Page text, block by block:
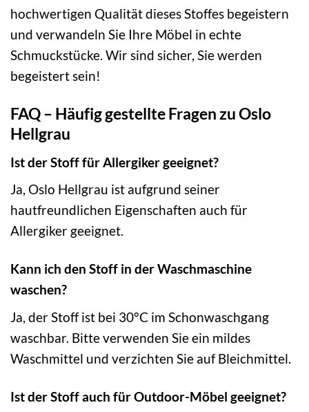
hochwertigen Qualität dieses Stoffes begeistern
und verwandeln Sie Ihre Möbel in echte
Schmuckstücke. Wir sind sicher, Sie werden
begeistert sein!
FAQ – Häufig gestellte Fragen zu Oslo
Hellgrau
Ist der Stoff für Allergiker geeignet?
Ja, Oslo Hellgrau ist aufgrund seiner
hautfreundlichen Eigenschaften auch für
Allergiker geeignet.
Kann ich den Stoff in der Waschmaschine
waschen?
Ja, der Stoff ist bei 30°C im Schonwaschgang
waschbar. Bitte verwenden Sie ein mildes
Waschmittel und verzichten Sie auf Bleichmittel.
Ist der Stoff auch für Outdoor-Möbel geeignet?